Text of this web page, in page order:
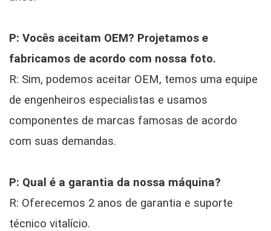
P: Vocês aceitam OEM? Projetamos e
fabricamos de acordo com nossa foto.
R: Sim, podemos aceitar OEM, temos uma equipe
de engenheiros especialistas e usamos
componentes de marcas famosas de acordo
com suas demandas.
P: Qual é a garantia da nossa máquina?
R: Oferecemos 2 anos de garantia e suporte
técnico vitalício.